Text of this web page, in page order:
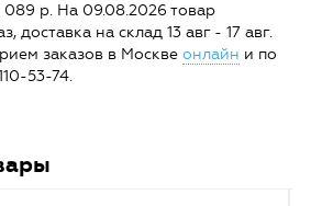
089 р. На 09.08.2026 товар
доставка на склад 13 авг - 17 авг.
заказов в Москве онлайн и по
53-74.